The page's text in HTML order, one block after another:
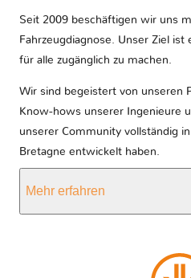
Seit 2009 beschäftigen wir uns
Fahrzeugdiagnose. Unser Ziel ist
für alle zugänglich zu machen.
Wir sind begeistert von unseren
Know-hows unserer Ingenieure
unserer Community vollständig
Bretagne entwickelt haben.
Mehr erfahren